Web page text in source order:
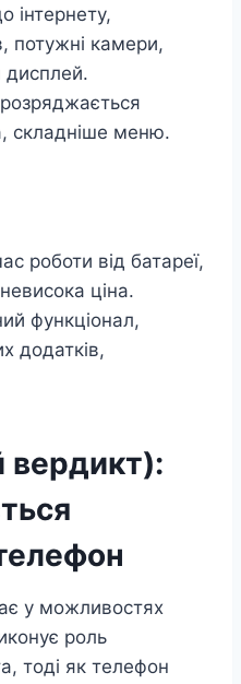
інтернету,
потужні камери,
дисплей.
складніше меню.
роботи від батареї,
ціна.
функціонал,
додатків,
вердикт):
у можливостях
роль
тоді як телефон